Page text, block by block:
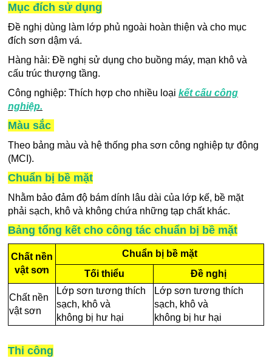
Mục đích sử dụng
Đề nghị dùng làm lớp phủ ngoài hoàn thiện và cho mục
đích sơn dậm vá.
Hàng hải: Đề nghị sử dụng cho buồng máy, mạn khô và
cấu trúc thượng tầng.
Công nghiệp: Thích hợp cho nhiều loại kết cấu công
nghiệp.
Màu sắc
Theo bảng màu và hệ thống pha sơn công nghiệp tự động
(MCI).
Chuẩn bị bề mặt
Nhằm bảo đảm độ bám dính lâu dài của lớp kế, bề mặt
phải sạch, khô và không chứa những tạp chất khác.
Bảng tổng kết cho công tác chuẩn bị bề mặt
Chất nền
vật sơn
Chuẩn bị bề mặt
Tối thiểu
Đề nghị
Chất nền
vật sơn
Lớp sơn tương thích
sạch, khô và
không bị hư hại
Lớp sơn tương thích
sạch, khô và
không bị hư hại
Thi công